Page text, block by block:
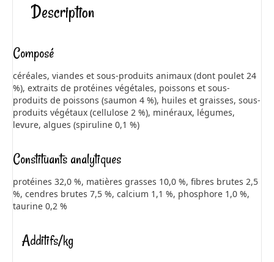
k
Description
Composé
céréales, viandes et sous-produits animaux (dont poulet 24
%), extraits de protéines végétales, poissons et sous-
produits de poissons (saumon 4 %), huiles et graisses, sous-
produits végétaux (cellulose 2 %), minéraux, légumes,
levure, algues (spiruline 0,1 %)
Constituants analytiques
protéines 32,0 %, matières grasses 10,0 %, fibres brutes 2,5
%, cendres brutes 7,5 %, calcium 1,1 %, phosphore 1,0 %,
taurine 0,2 %
Additifs/kg